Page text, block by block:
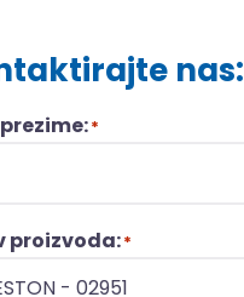
nas:
*
proizvoda:*